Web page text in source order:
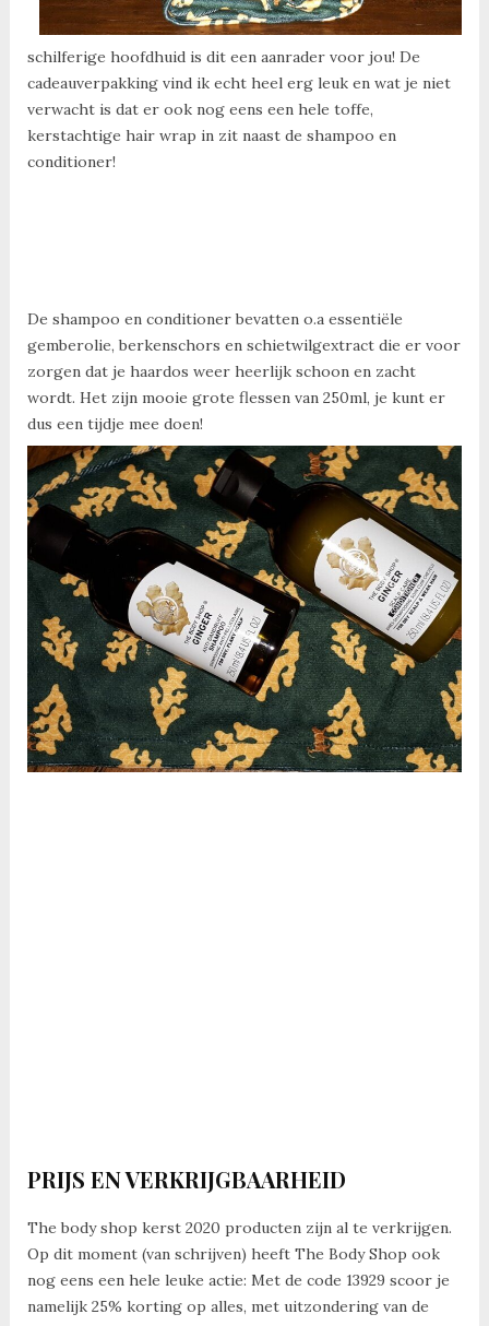
schilferige hoofdhuid is dit een aanrader voor jou! De
cadeauverpakking vind ik echt heel erg leuk en wat je niet
verwacht is dat er ook nog eens een hele toffe,
kerstachtige hair wrap in zit naast de shampoo en
conditioner!
De shampoo en conditioner bevatten o.a essentiële
gemberolie, berkenschors en schietwilgextract die er voor
zorgen dat je haardos weer heerlijk schoon en zacht
wordt. Het zijn mooie grote flessen van 250ml, je kunt er
dus een tijdje mee doen!
PRIJS EN VERKRIJGBAARHEID
The body shop kerst 2020 producten zijn al te verkrijgen.
Op dit moment (van schrijven) heeft The Body Shop ook
nog eens een hele leuke actie: Met de code 13929 scoor je
namelijk 25% korting op alles, met uitzondering van de